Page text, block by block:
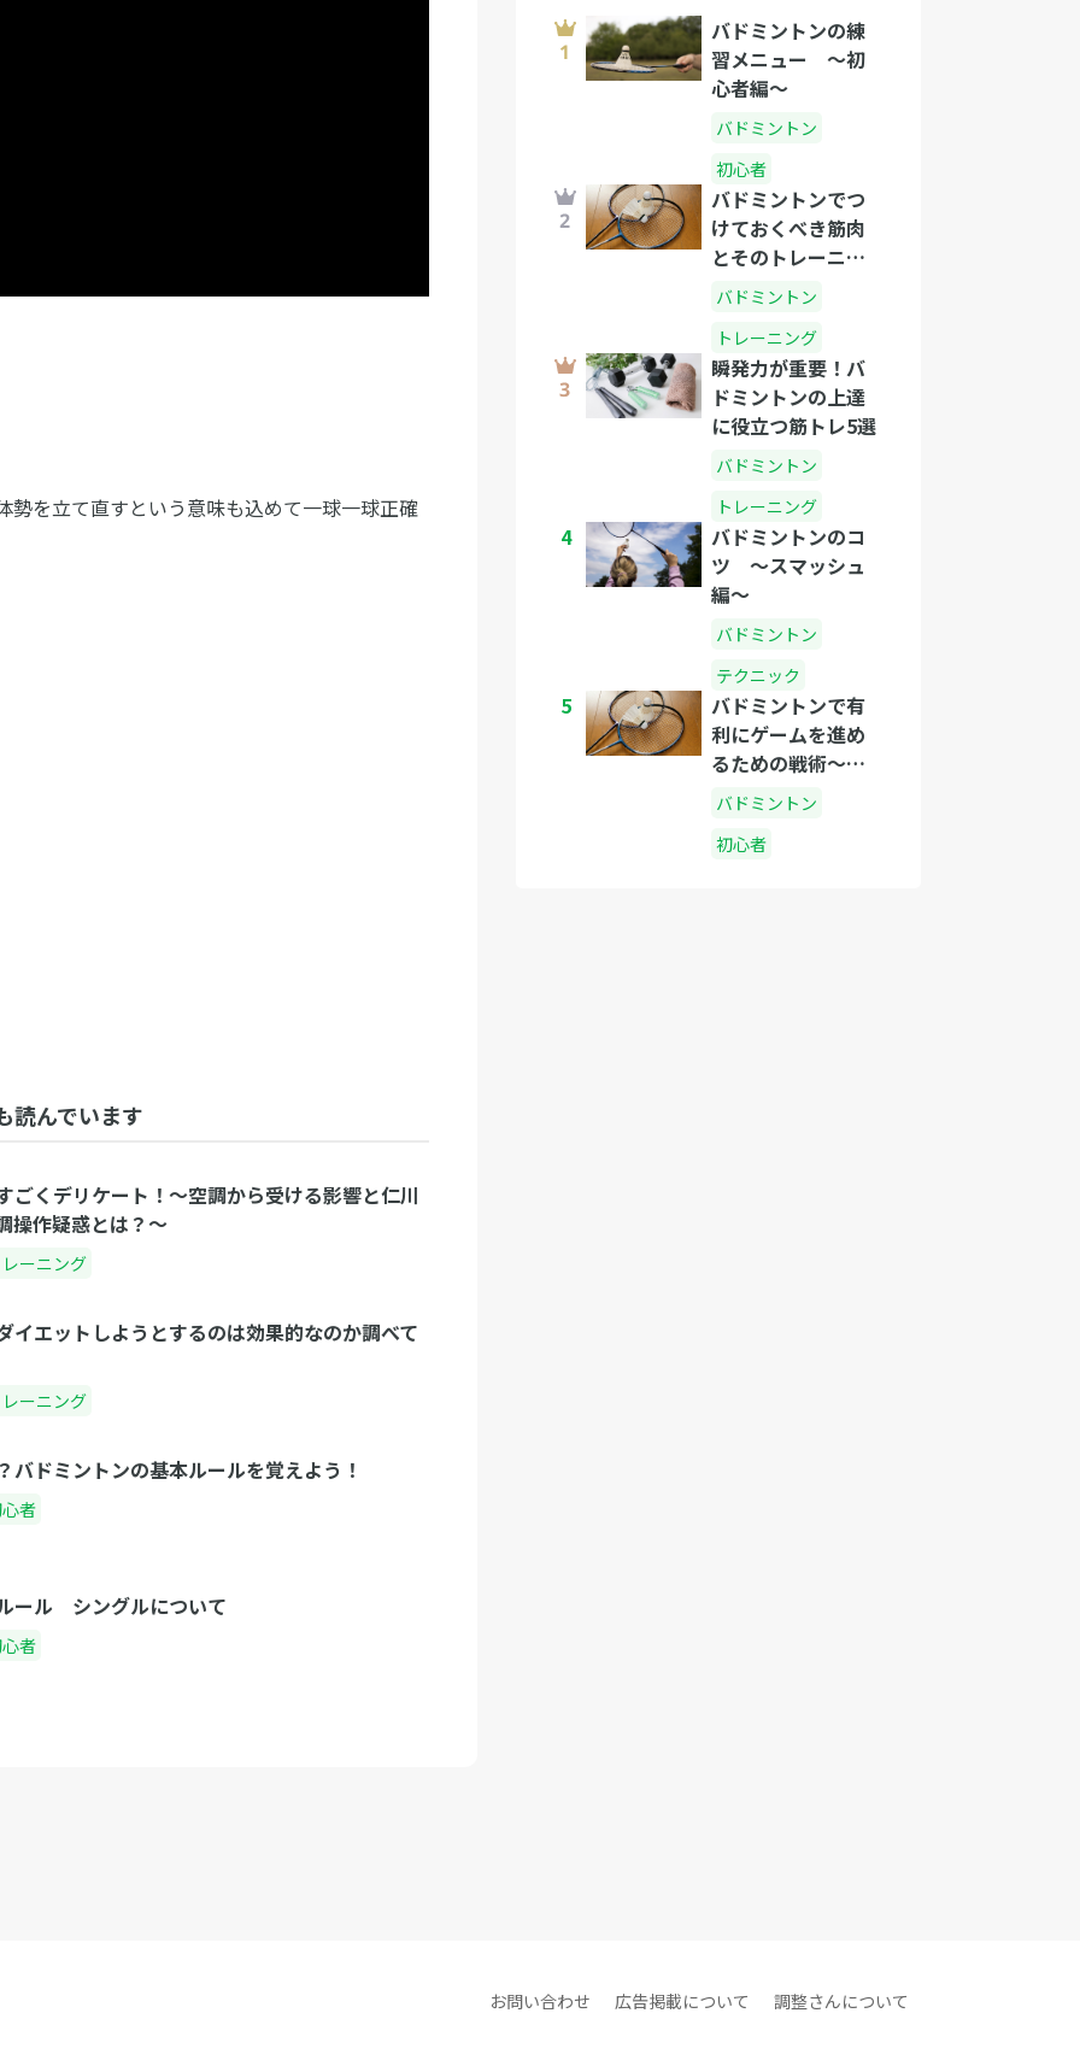
勢を立て直すという意味も込めて一球一球正確
読んでいます
ごくデリケート！〜空調から受ける影響と仁川
操作疑惑とは？〜
ーニング
イエットしようとするのは効果的なのか調べて
ーニング
バドミントンの基本ルールを覚えよう！
者
ール シングルについて
者
バドミントンの練
習メニュー 〜初
心者編〜
バドミントン
初心者
バドミントンでつ
けておくべき筋肉
とそのトレーニン
グ方法
バドミントン
トレーニング
瞬発力が重要！バ
ドミントンの上達
に役立つ筋トレ5選
バドミントン
トレーニング
4
バドミントンのコ
ツ 〜スマッシュ
編〜
バドミントン
テクニック
5
バドミントンで有
利にゲームを進め
るための戦術〜シ
ングルス編〜
バドミントン
初心者
お問い合わせ 広告掲載について 調整さんについて